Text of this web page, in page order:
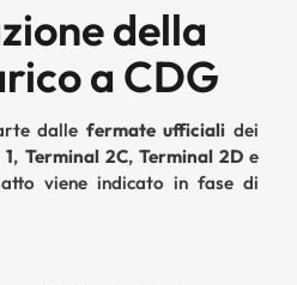
della
a CDG
dalle fermate ufficiali dei
, Terminal 2C, Terminal 2De
viene indicato in fase di